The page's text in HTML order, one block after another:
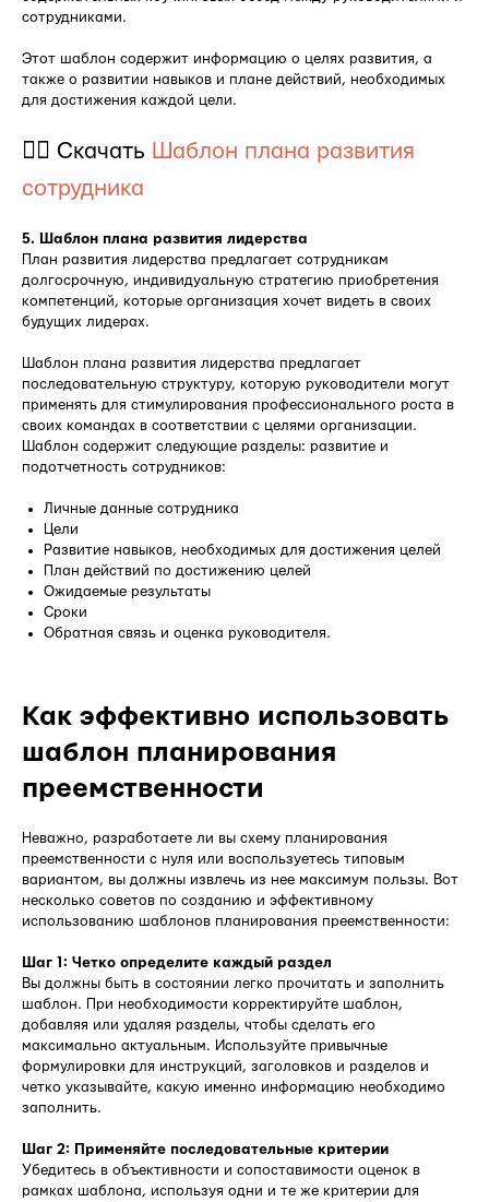
сотрудниками.
Этот шаблон содержит информацию о целях развития, а
также о развитии навыков и плане действий, необходимых
для достижения каждой цели.
👉🏻 Скачать Шаблон плана развития
сотрудника
5. Шаблон плана развития лидерства
План развития лидерства предлагает сотрудникам
долгосрочную, индивидуальную стратегию приобретения
компетенций, которые организация хочет видеть в своих
будущих лидерах.
Шаблон плана развития лидерства предлагает
последовательную структуру, которую руководители могут
применять для стимулирования профессионального роста в
своих командах в соответствии с целями организации.
Шаблон содержит следующие разделы: развитие и
подотчетность сотрудников:
Личные данные сотрудника
Цели
Развитие навыков, необходимых для достижения целей
План действий по достижению целей
Ожидаемые результаты
Сроки
Обратная связь и оценка руководителя.
Как эффективно использовать
шаблон планирования
преемственности
Неважно, разработаете ли вы схему планирования
преемственности с нуля или воспользуетесь типовым
вариантом, вы должны извлечь из нее максимум пользы. Вот
несколько советов по созданию и эффективному
использованию шаблонов планирования преемственности:
Шаг 1: Четко определите каждый раздел
Вы должны быть в состоянии легко прочитать и заполнить
шаблон. При необходимости корректируйте шаблон,
добавляя или удаляя разделы, чтобы сделать его
максимально актуальным. Используйте привычные
формулировки для инструкций, заголовков и разделов и
четко указывайте, какую именно информацию необходимо
заполнить.
Шаг 2: Применяйте последовательные критерии
Убедитесь в объективности и сопоставимости оценок в
рамках шаблона, используя одни и те же критерии для